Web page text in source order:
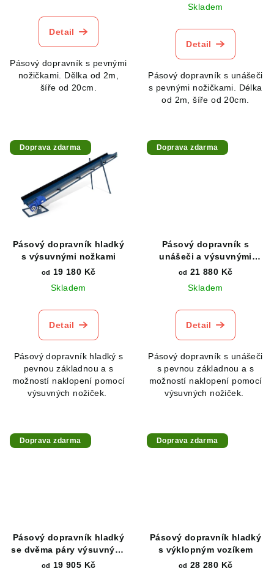
Detail
Pásový dopravník s pevnými
nožičkami. Dělka od 2m,
šíře od 20cm.
Skladem
Detail
Pásový dopravník s unášeči
s pevnými nožičkami. Délka
od 2m, šíře od 20cm.
Doprava zdarma
Pásový dopravník hladký
s výsuvnými nožkami
od 19 180 Kč
Skladem
Detail
Pásový dopravník hladký s
pevnou základnou a s
možností naklopení pomocí
výsuvných nožiček.
Doprava zdarma
Pásový dopravník s
unášeči a výsuvnými
nožkami
od 21 880 Kč
Skladem
Detail
Pásový dopravník s unášeči
s pevnou základnou a s
možností naklopení pomocí
výsuvných nožiček.
Doprava zdarma
Pásový dopravník hladký
se dvěma páry výsuvných
nožek
od 19 905 Kč
Doprava zdarma
Pásový dopravník hladký
s výklopným vozíkem
od 28 280 Kč